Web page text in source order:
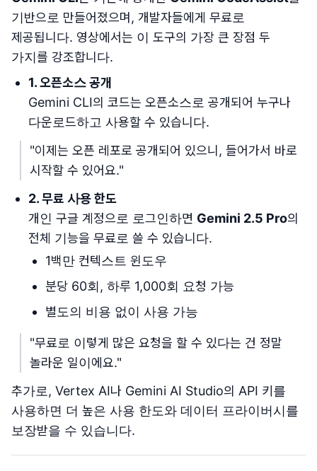
기반으로 만들어졌으며, 개발자들에게 무료로
제공됩니다. 영상에서는 이 도구의 가장 큰 장점 두
가지를 강조합니다.
1. 오픈소스 공개
Gemini CLI의 코드는 오픈소스로 공개되어 누구나
다운로드하고 사용할 수 있습니다.
"이제는 오픈 레포로 공개되어 있으니, 들어가서 바로
시작할 수 있어요."
2. 무료 사용 한도
개인 구글 계정으로 로그인하면 Gemini 2.5 Pro의
전체 기능을 무료로 쓸 수 있습니다.
1백만 컨텍스트 윈도우
분당 60회, 하루 1,000회 요청 가능
별도의 비용 없이 사용 가능
"무료로 이렇게 많은 요청을 할 수 있다는 건 정말
놀라운 일이에요."
추가로, Vertex AI나 Gemini AI Studio의 API 키를
사용하면 더 높은 사용 한도와 데이터 프라이버시를
보장받을 수 있습니다.